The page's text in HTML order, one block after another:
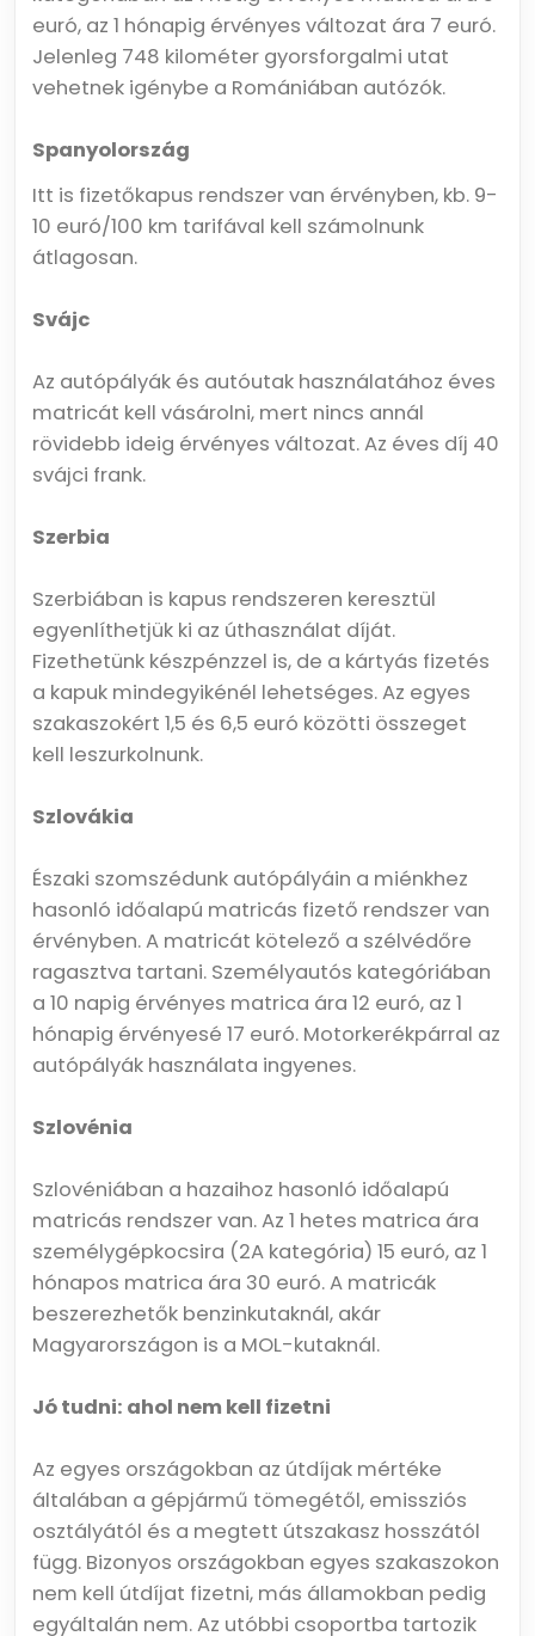
euró, az 1 hónapig érvényes változat ára 7 euró.
Jelenleg 748 kilométer gyorsforgalmi utat
vehetnek igénybe a Romániában autózók.
Spanyolország
Itt is fizetőkapus rendszer van érvényben, kb. 9-
10 euró/100 km tarifával kell számolnunk
átlagosan.
Svájc
Az autópályák és autóutak használatához éves
matricát kell vásárolni, mert nincs annál
rövidebb ideig érvényes változat. Az éves díj 40
svájci frank.
Szerbia
Szerbiában is kapus rendszeren keresztül
egyenlíthetjük ki az úthasználat díját.
Fizethetünk készpénzzel is, de a kártyás fizetés
a kapuk mindegyikénél lehetséges. Az egyes
szakaszokért 1,5 és 6,5 euró közötti összeget
kell leszurkolnunk.
Szlovákia
Északi szomszédunk autópályáin a miénkhez
hasonló időalapú matricás fizető rendszer van
érvényben. A matricát kötelező a szélvédőre
ragasztva tartani. Személyautós kategóriában
a 10 napig érvényes matrica ára 12 euró, az 1
hónapig érvényesé 17 euró. Motorkerékpárral az
autópályák használata ingyenes.
Szlovénia
Szlovéniában a hazaihoz hasonló időalapú
matricás rendszer van. Az 1 hetes matrica ára
személygépkocsira (2A kategória) 15 euró, az 1
hónapos matrica ára 30 euró. A matricák
beszerezhetők benzinkutaknál, akár
Magyarországon is a MOL-kutaknál.
Jó tudni: ahol nem kell fizetni
Az egyes országokban az útdíjak mértéke
általában a gépjármű tömegétől, emissziós
osztályától és a megtett útszakasz hosszától
függ. Bizonyos országokban egyes szakaszokon
nem kell útdíjat fizetni, más államokban pedig
egyáltalán nem. Az utóbbi csoportba tartozik